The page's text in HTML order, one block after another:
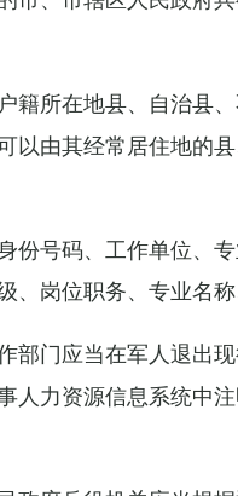
籍所在地县、自治县
以由其经常居住地的
份号码、工作单位、
岗位职务、专业名称
部门应当在军人退出
人力资源信息系统中